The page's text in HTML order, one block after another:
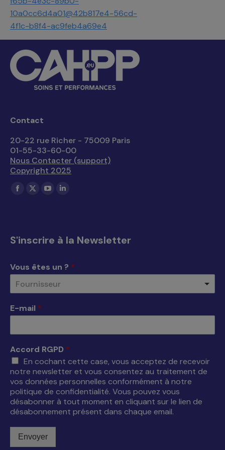
10a0cc6d4a01@42b817e4-56cd-
4f1c-b8f4-ac9feb4a69e4
Contact
20-22 rue Richer - 75009 Paris
01-55-33-60-00
Nous Contacter (support)
Copyright 2025
Trouvez nous sur :
La
dans
nouvelle
fenêtre
La
dans
nouvelle
fenêtre
La
dans
nouvelle
fenêtre
La
dans
nouvelle
S'inscrire à la Newsletter
Vous êtes un ? *
Fournisseur
E-mail *
Accord RGPD *
En cochant cette case, vous acceptez de recevoir
notre newsletter et vous consentez au traitement de
vos données personnelles conformément à notre
politique de confidentialité. Vous pouvez vous
désabonner à tout moment en cliquant sur le lien de
désabonnement présent dans chaque email.
Envoyer